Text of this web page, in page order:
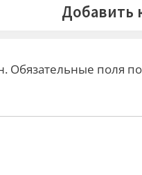
Добавить
Обязательные поля